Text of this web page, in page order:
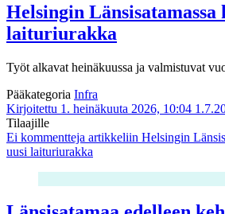
Helsingin Länsisatamassa
laituriurakka
Työt alkavat heinäkuussa ja valmistuvat
Pääkategoria Infra
Kirjoitettu 1. heinäkuuta 2026, 10:04
Tilaajille
Ei kommentteja artikkeliin Helsingin
uusi laituriurakka